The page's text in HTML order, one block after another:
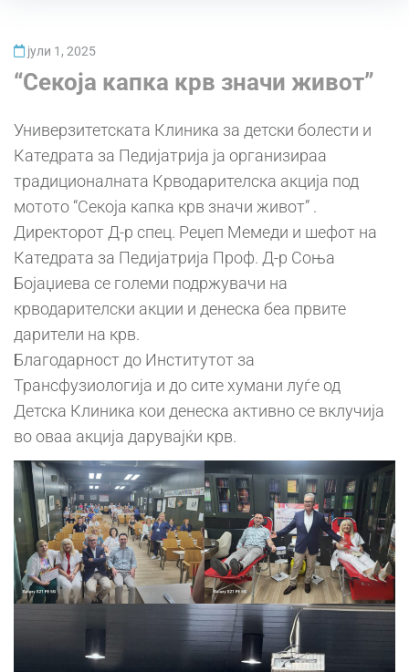
јули 1, 2025
“Секоја капка крв значи живот”
Универзитетската Клиника за детски болести и
Катедрата за Педијатрија ја организираа
традиционалната Крводарителска акција под
мотото “Секоја капка крв значи живот” .
Директорот Д-р спец. Реџеп Мемеди и шефот на
Катедрата за Педијатрија Проф. Д-р Соња
Бојаџиева се големи подржувачи на
крводарителски акции и денеска беа првите
дарители на крв.
Благодарност до Институтот за
Трансфузиологија и до сите хумани луѓе од
Детска Клиника кои денеска активно се вклучија
во оваа акција дарувајќи крв.